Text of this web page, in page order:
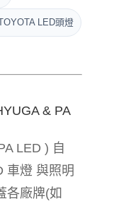
LED頭燈
& PA
LED ) 自
車燈 與照明
各廠牌(如